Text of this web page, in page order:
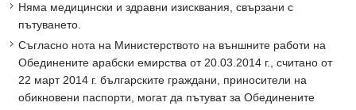
Няма медицински и здравни изисквания, свързани с
пътуването.
Съгласно нота на Министерството на външните работи на
Обединените арабски емирства от 20.03.2014 г., считано от
22 март 2014 г. българските граждани, приносители на
обикновени паспорти, могат да пътуват за Обединените